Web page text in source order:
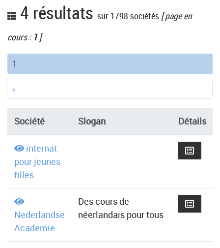
4 résultats sur 1798 sociétés [ page en
cours : 1]
1
»
Société Slogan Détails
internat
pour jeunes
filles
Nederlandse
Academie
Des cours de
néerlandais pour tous